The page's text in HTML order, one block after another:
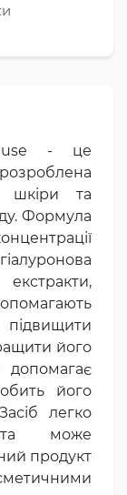
- це
шкіри та
Формула
його
допомагає
його
легко
може
продукт